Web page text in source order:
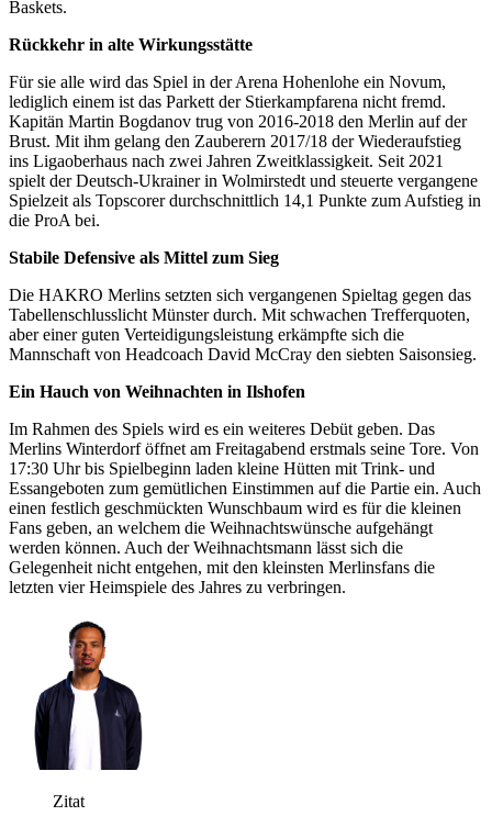
Baskets.
Rückkehr in alte Wirkungsstätte
Für sie alle wird das Spiel in der Arena Hohenlohe ein Novum,
lediglich einem ist das Parkett der Stierkampfarena nicht fremd.
Kapitän Martin Bogdanov trug von 2016-2018 den Merlin auf der
Brust. Mit ihm gelang den Zauberern 2017/18 der Wiederaufstieg
ins Ligaoberhaus nach zwei Jahren Zweitklassigkeit. Seit 2021
spielt der Deutsch-Ukrainer in Wolmirstedt und steuerte vergangene
Spielzeit als Topscorer durchschnittlich 14,1 Punkte zum Aufstieg in
die ProA bei.
Stabile Defensive als Mittel zum Sieg
Die HAKRO Merlins setzten sich vergangenen Spieltag gegen das
Tabellenschlusslicht Münster durch. Mit schwachen Trefferquoten,
aber einer guten Verteidigungsleistung erkämpfte sich die
Mannschaft von Headcoach David McCray den siebten Saisonsieg.
Ein Hauch von Weihnachten in Ilshofen
Im Rahmen des Spiels wird es ein weiteres Debüt geben. Das
Merlins Winterdorf öffnet am Freitagabend erstmals seine Tore. Von
17:30 Uhr bis Spielbeginn laden kleine Hütten mit Trink- und
Essangeboten zum gemütlichen Einstimmen auf die Partie ein. Auch
einen festlich geschmückten Wunschbaum wird es für die kleinen
Fans geben, an welchem die Weihnachtswünsche aufgehängt
werden können. Auch der Weihnachtsmann lässt sich die
Gelegenheit nicht entgehen, mit den kleinsten Merlinsfans die
letzten vier Heimspiele des Jahres zu verbringen.
Zitat